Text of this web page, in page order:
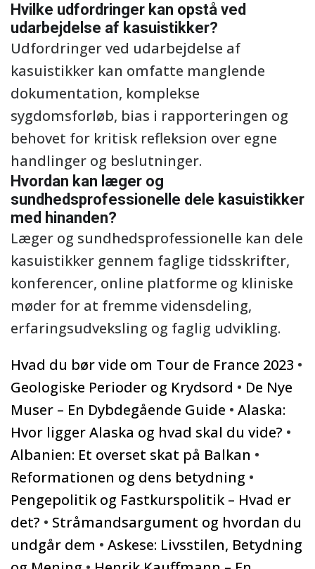
Hvilke udfordringer kan opstå ved
udarbejdelse af kasuistikker?
Udfordringer ved udarbejdelse af
kasuistikker kan omfatte manglende
dokumentation, komplekse
sygdomsforløb, bias i rapporteringen og
behovet for kritisk refleksion over egne
handlinger og beslutninger.
Hvordan kan læger og
sundhedsprofessionelle dele kasuistikker
med hinanden?
Læger og sundhedsprofessionelle kan dele
kasuistikker gennem faglige tidsskrifter,
konferencer, online platforme og kliniske
møder for at fremme vidensdeling,
erfaringsudveksling og faglig udvikling.
Hvad du bør vide om Tour de France 2023 •
Geologiske Perioder og Krydsord • De Nye
Muser – En Dybdegående Guide • Alaska:
Hvor ligger Alaska og hvad skal du vide? •
Albanien: Et overset skat på Balkan •
Reformationen og dens betydning •
Pengepolitik og Fastkurspolitik – Hvad er
det? • Stråmandsargument og hvordan du
undgår dem • Askese: Livsstilen, Betydning